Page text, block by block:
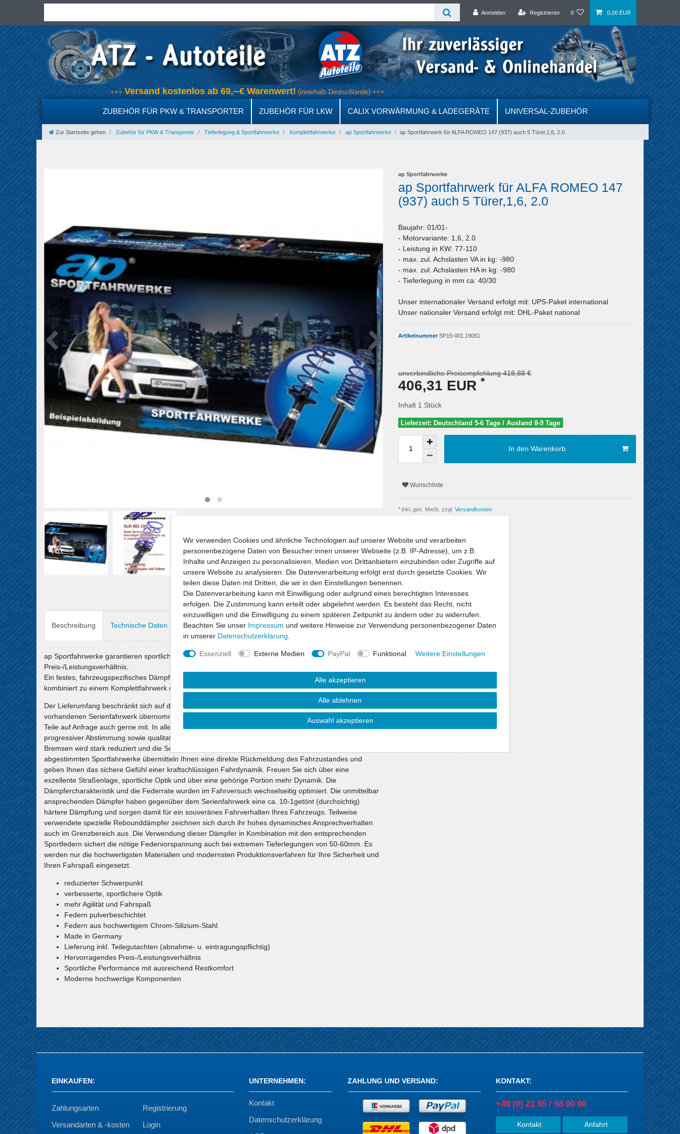
Anmelden Registrieren 0 0,00 EUR
+++Versand kostenlos ab 69,--€ Warenwert!(innerhalb Deutschlands) +++
ZUBEHÖR FÜR PKW & TRANSPORTER ZUBEHÖR FÜR LKW CALIX VORWÄRMUNG & LADEGERÄTE UNIVERSAL-ZUBEHÖR
Zur Startseite gehen Zubehör für PKW & Transporter Tieferlegung & Sportfahrwerke Komplettfahrwerke ap Sportfahrwerke ap Sportfahrwerk für ALFA ROMEO 147 (937) auch 5 Türer,1,6, 2.0
ap Sportfahrwerke
ap Sportfahrwerk für ALFA ROMEO 147
(937) auch 5 Türer,1,6, 2.0
Baujahr: 01/01-
- Motorvariante: 1,6, 2.0
- Leistung in KW: 77-110
- max. zul. Achslasten VA in kg: -980
- max. zul. Achslasten HA in kg: -980
- Tieferlegung in mm ca: 40/30
Unser internationaler Versand erfolgt mit: UPS-Paket international
Unser nationaler Versand erfolgt mit: DHL-Paket national
ArtikelnummerSP15-001.19051
unverbindliche Preisempfehlung 418,88 €
406,31 EUR *
Inhalt 1 Stück
Lieferzeit: Deutschland 5-6 Tage / Ausland 8-9 Tage
In den Warenkorb
Wunschliste
* inkl. ges. MwSt. zzgl. Versandkosten
Beschreibung Technische Daten Angaben Produktsicherheit
ap Sportfahrwerke garantieren sportlichen Fahrspaß und Sicherheit zu einem hervorragenden
Preis-/Leistungsverhältnis.
Ein festes, fahrzeugspezifisches Dämpfersetup wird mit den bewährten ap-Tieferlegungsfedern
kombiniert zu einem Komplettfahrwerk und erfüllt höchste Ansprüche.
Der Lieferumfang beschränkt sich auf die Federn und Stoßdämpfer. Alle anderen Bauteile können vom
vorhandenen Serienfahrwerk übernommen werden, sofern sie nicht beschädigt sind. Wir liefern diese
Teile auf Anfrage auch gerne mit. In allen Komplettfahrwerken werden die bewährten ap-Sportfedern in
progressiver Abstimmung sowie qualitativ hochwertige Sportdämpfer eingesetzt. Die Nickbewegung beim
Bremsen wird stark reduziert und die Seitenneigungen bei Kurvenfahrten wesentlich verbessert. Die
abgestimmten Sportfahrwerke übermitteln Ihnen eine direkte Rückmeldung des Fahrzustandes und
geben Ihnen das sichere Gefühl einer kraftschlüssigen Fahrdynamik. Freuen Sie sich über eine
exzellente Straßenlage, sportliche Optik und über eine gehörige Portion mehr Dynamik. Die
Dämpfercharakteristik und die Federrate wurden im Fahrversuch wechselseitig optimiert. Die unmittelbar
ansprechenden Dämpfer haben gegenüber dem Serienfahrwerk eine ca. 10-1getönt (durchsichtig)
härtere Dämpfung und sorgen damit für ein souveränes Fahrverhalten Ihres Fahrzeugs. Teilweise
verwendete spezielle Rebounddämpfer zeichnen sich durch ihr hohes dynamisches Ansprechverhalten
auch im Grenzbereich aus. Die Verwendung dieser Dämpfer in Kombination mit den entsprechenden
Sportfedern sichert die nötige Federvorspannung auch bei extremen Tieferlegungen von 50-60mm. Es
werden nur die hochwertigsten Materialien und modernsten Produktionsverfahren für Ihre Sicherheit und
Ihren Fahrspaß eingesetzt.
reduzierter Schwerpunkt
verbesserte, sportlichere Optik
mehr Agilität und Fahrspaß
Federn pulverbeschichtet
Federn aus hochwertigem Chrom-Silizium-Stahl
Made in Germany
Lieferung inkl. Teilegutachten (abnahme- u. eintragungspflichtig)
Hervorragendes Preis-/Leistungsverhältnis
Sportliche Performance mit ausreichend Restkomfort
Moderne hochwertige Komponenten
EINKAUFEN:
Zahlungsarten
Versandarten & -kosten
Registrierung
Login
UNTERNEHMEN:
Kontakt
Datenschutzerklärung
ZAHLUNG UND VERSAND: KONTAKT:
+49 (0) 21 95 / 68 90 90
Kontakt Anfahrt
Wir verwenden Cookies und ähnliche Technologien auf unserer Website und verarbeiten
personenbezogene Daten von Besucher:innen unserer Webseite (z.B. IP-Adresse), um z.B.
Inhalte und Anzeigen zu personalisieren, Medien von Drittanbietern einzubinden oder Zugriffe auf
unsere Website zu analysieren. Die Datenverarbeitung erfolgt erst durch gesetzte Cookies. Wir
teilen diese Daten mit Dritten, die wir in den Einstellungen benennen.
Die Datenverarbeitung kann mit Einwilligung oder aufgrund eines berechtigten Interesses
erfolgen. Die Zustimmung kann erteilt oder abgelehnt werden. Es besteht das Recht, nicht
einzuwilligen und die Einwilligung zu einem späteren Zeitpunkt zu ändern oder zu widerrufen.
Beachten Sie unser Impressum und weitere Hinweise zur Verwendung personenbezogener Daten
in unserer Daten­schutz­erklärung
Essenziell Externe Medien PayPal Funktional Weitere Einstellungen
Alle akzeptieren
Alle ablehnen
Auswahl akzeptieren